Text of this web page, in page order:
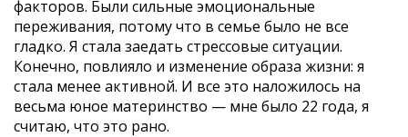
факторов. Были сильные эмоциональные
переживания, потому что в семье было не все
гладко. Я стала заедать стрессовые ситуации.
Конечно, повлияло и изменение образа жизни: я
стала менее активной. И все это наложилось на
весьма юное материнство — мне было 22 года, я
считаю, что это рано.